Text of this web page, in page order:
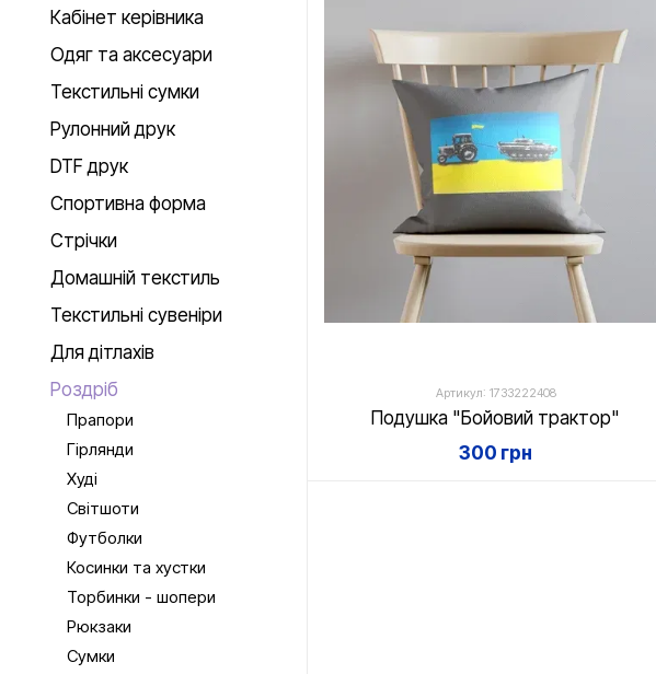
Артикул: 1733222408
Подушка "Бойовий трактор"
300 грн
Кабінет керівника
Одяг та аксесуари
Текстильні сумки
Рулонний друк
DTF друк
Спортивна форма
Стрічки
Домашній текстиль
Текстильні сувеніри
Для дітлахів
Роздріб
Прапори
Гірлянди
Худі
Світшоти
Футболки
Косинки та хустки
Торбинки - шопери
Рюкзаки
Сумки